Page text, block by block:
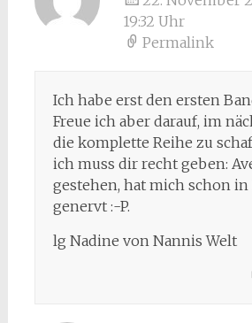
19:32 Uhr
Permalink
Ich habe erst den ersten
Freue ich aber darauf, im
die komplette Reihe zu
ich muss dir recht geben:
gestehen, hat mich schon in
genervt :-P.
lg Nadine von Nannis Welt